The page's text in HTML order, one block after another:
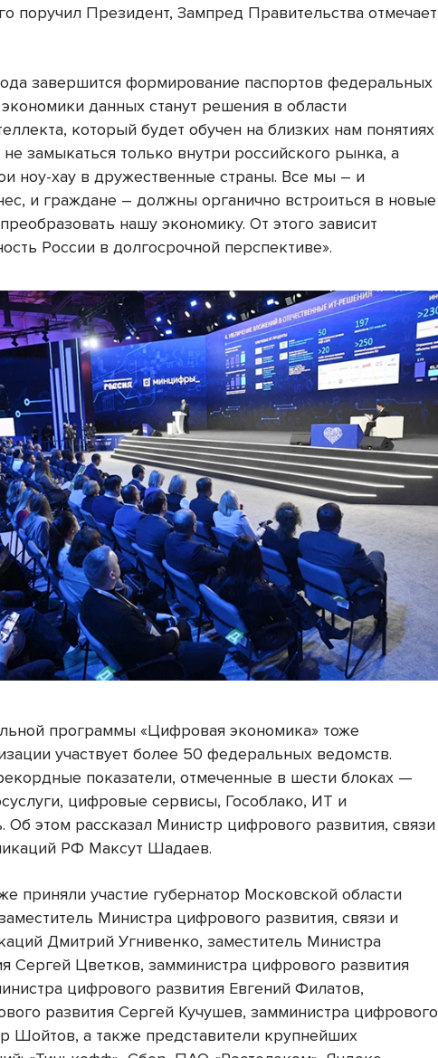
поручил Президент, Зампред Правительства отмечает
завершится формирование паспортов федеральных
данных станут решения в области
который будет обучен на близких нам понятиях
замыкаться только внутри российского рынка, а
ноу-хау в дружественные страны. Все мы – и
и граждане – должны органично встроиться в новые
нашу экономику. От этого зависит
России в долгосрочной перспективе».
программы «Цифровая экономика» тоже
участвует более 50 федеральных ведомств.
показатели, отмеченные в шести блоках —
цифровые сервисы, Гособлако, ИТ и
Об этом рассказал Министр цифрового развития, связи
РФ Максут Шадаев.
приняли участие губернатор Московской области
Министра цифрового развития, связи и
Дмитрий Угнивенко, заместитель Министра
Сергей Цветков, замминистра цифрового развития
цифрового развития Евгений Филатов,
развития Сергей Кучушев, замминистра цифрового
Шойтов, а также представители крупнейших